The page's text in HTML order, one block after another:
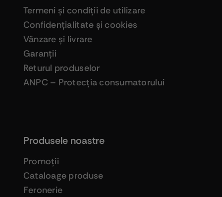
Produsele noastre
Promoţii
Cataloage produse
Feronerie
Termeni şi condiţii de utilizare
Confidenţialitate şi cookies
Vânzare şi livrare
Garanţii
Returul produselor
ANPC – Protecţia consumatorului